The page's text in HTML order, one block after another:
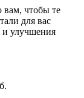
вам, чтобы те
для вас
и улучшения